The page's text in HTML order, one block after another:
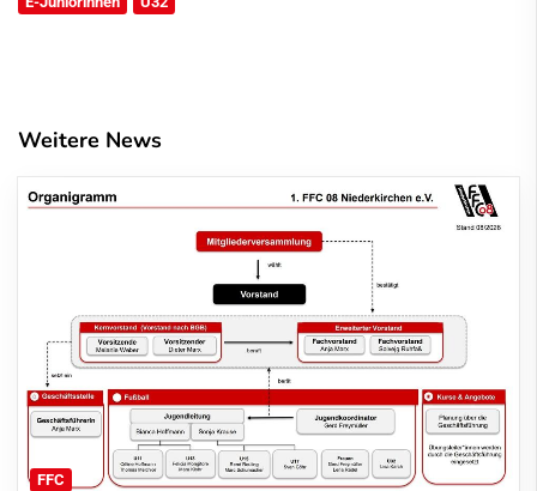
Weitere News
FFC